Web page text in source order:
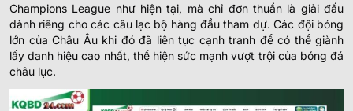
Champions League như hiện tại, mà chỉ đơn thuần là giải đấu
dành riêng cho các câu lạc bộ hàng đầu tham dự. Các đội bóng
lớn của Châu Âu khi đó đã liên tục cạnh tranh để có thể giành
lấy danh hiệu cao nhất, thể hiện sức mạnh vượt trội của bóng đá
châu lục.